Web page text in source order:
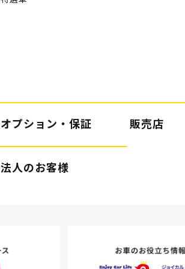
オプション・保証 販売店
法人のお客様